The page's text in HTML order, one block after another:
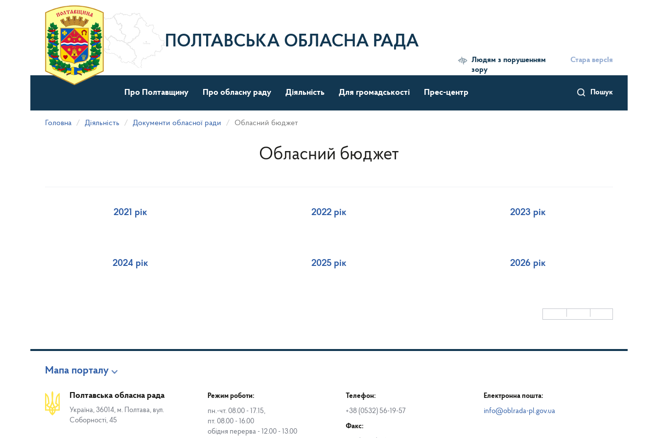
матеріалу
ПОЛТАВСЬКА ОБЛАСНА РАДА
Людям з порушенням
зору
Стара версІя
Пошук
Про Полтавщину Про обласну раду Діяльність Для громадськості Прес-центр
Головна Діяльність Документи обласної ради Обласний бюджет
Обласний бюджет
2021 рік 2022 рік 2023 рік
2024 рік 2025 рік 2026 рік
Мапа порталу
Полтавська обласна рада
Україна, 36014, м. Полтава, вул.
Соборності, 45
Режим роботи:
пн.-чт. 08.00 - 17.15,
пт. 08.00 - 16.00
обідня перерва - 12.00 - 13.00
Телефон:
+38 (0532) 56-19-57
Факс:
Електронна пошта:
info@oblrada-pl.gov.ua